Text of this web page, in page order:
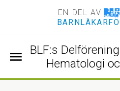
EN DEL AV
BLF:s
Hematologi
menu